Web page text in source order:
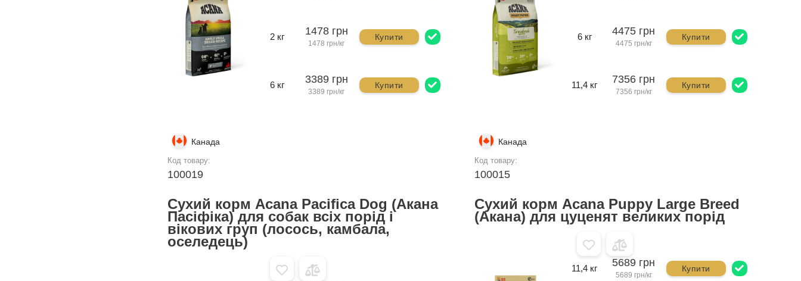
Канада
Код товару:
100019
2 кг 1478 грн
1478 грн/кг
Купити
6 кг 3389 грн
3389 грн/кг
Купити
Канада
Код товару:
100015
6 кг 4475 грн
4475 грн/кг
Купити
11,4 кг 7356 грн
7356 грн/кг
Купити
Сухий корм Acana Pacifica Dog (Акана
Пасіфіка) для собак всіх порід і
вікових груп (лосось, камбала,
оселедець)
Сухий корм Acana Puppy Large Breed
(Акана) для цуценят великих порід
11,4 кг 5689 грн
5689 грн/кг
Купити